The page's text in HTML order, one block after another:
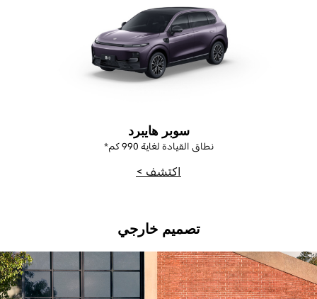
سوبر هايبرد
نطاق القيادة لغاية 990كم*
اكتشف >
تصميم خارجي